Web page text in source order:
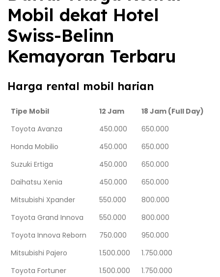
Mobil dekat Hotel
Swiss-Belinn
Kemayoran Terbaru
Harga rental mobil harian
Tipe Mobil 12 Jam
18 Jam (Full Day)
Toyota Avanza
450.000
650.000
Honda Mobilio
450.000
650.000
Suzuki Ertiga
450.000
650.000
Daihatsu Xenia
450.000
650.000
Mitsubishi Xpander
550.000
800.000
Toyota Grand Innova
550.000
800.000
Toyota Innova Reborn
750.000
950.000
Mitsubishi Pajero
1.500.000
1.750.000
Toyota Fortuner
1.500.000
1.750.000